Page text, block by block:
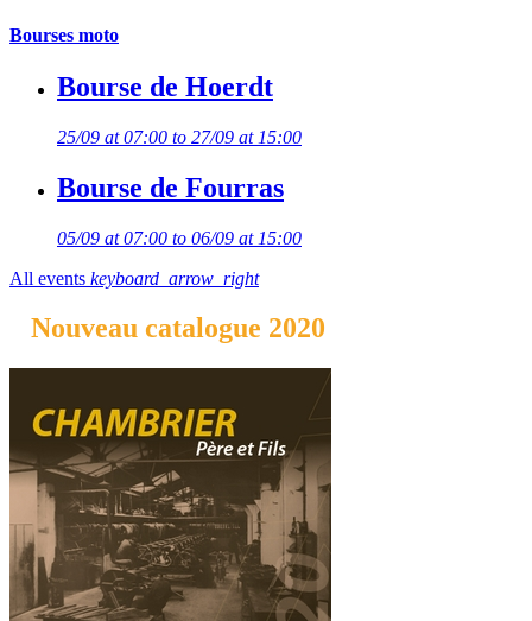
Bourses moto
Bourse de Hoerdt
25/09 at 07:00 to 27/09 at 15:00
Bourse de Fourras
05/09 at 07:00 to 06/09 at 15:00
All events keyboard_arrow_right
Nouveau catalogue 2020